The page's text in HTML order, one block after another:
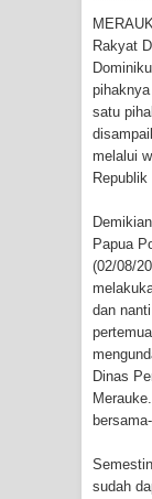
Rakyat
satu
melalui
Papua
(02/08/
dan
Dinas
sudah